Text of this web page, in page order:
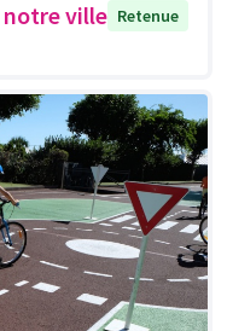
notre ville Retenue